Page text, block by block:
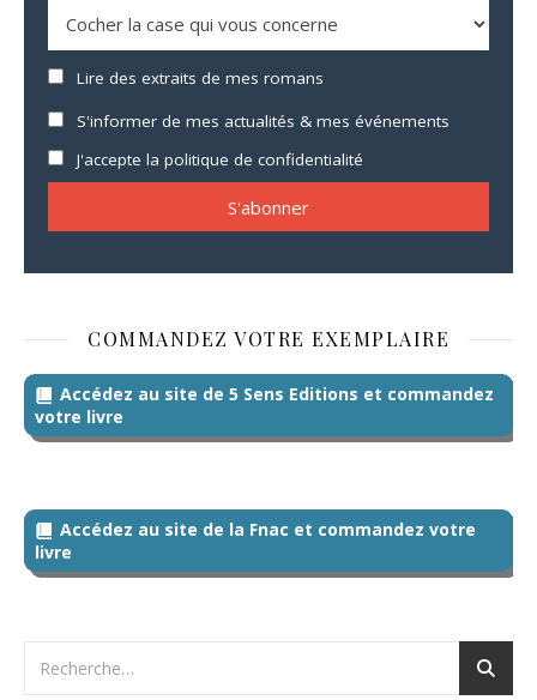
Lire des extraits de mes romans
S'informer de mes actualités & mes événements
J'accepte la politique de confidentialité
COMMANDEZ VOTRE EXEMPLAIRE
Accédez au site de 5 Sens Editions et commandez
votre livre
Accédez au site de la Fnac et commandez votre
livre